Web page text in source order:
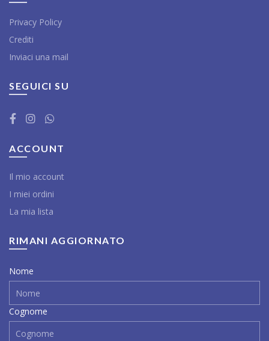
Privacy Policy
Crediti
Inviaci una mail
SEGUICI SU
ACCOUNT
Il mio account
I miei ordini
La mia lista
RIMANI AGGIORNATO
Nome
Cognome